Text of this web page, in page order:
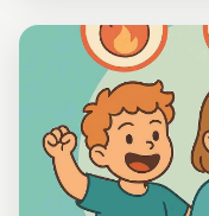
Meinung zu
aufzugeben.